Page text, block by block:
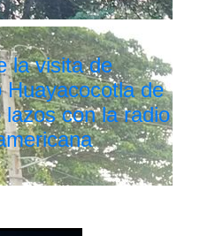
la visita de
Huayacocotla de
con la radio